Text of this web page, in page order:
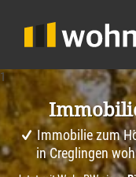
1
Immobilie zum
in Creglingen